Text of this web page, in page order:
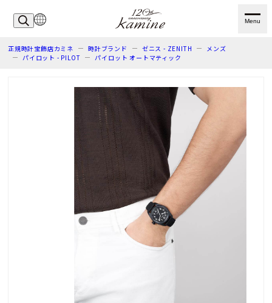
Menu
正規時計宝飾店カミネ 時計ブランド ゼニス - ZENITH
メンズ
パイロット - PILOT
パイロット オートマティック